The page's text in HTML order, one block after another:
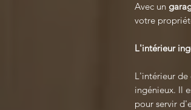
Avec un
votre
L'intérieur
L'intérieur de
ingénieux. Il
pour servir